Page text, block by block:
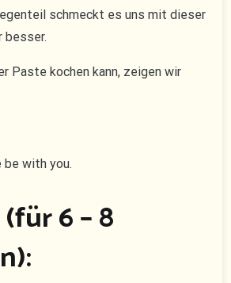
schmeckt es uns mit dieser
besser.
Paste kochen kann, zeigen wir
with you.
6 – 8